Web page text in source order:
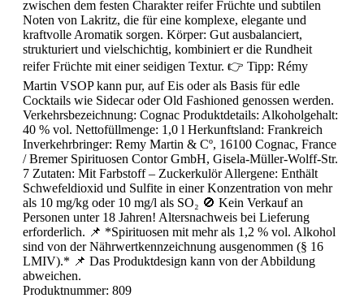
zwischen dem festen Charakter reifer Früchte und subtilen
Noten von Lakritz, die für eine komplexe, elegante und
kraftvolle Aromatik sorgen. Körper: Gut ausbalanciert,
strukturiert und vielschichtig, kombiniert er die Rundheit
reifer Früchte mit einer seidigen Textur. 👉 Tipp: Rémy
Martin VSOP kann pur, auf Eis oder als Basis für edle
Cocktails wie Sidecar oder Old Fashioned genossen werden.
Verkehrsbezeichnung: Cognac Produktdetails: Alkoholgehalt:
40 % vol. Nettofüllmenge: 1,0 l Herkunftsland: Frankreich
Inverkehrbringer: Remy Martin & Cº, 16100 Cognac, France
/ Bremer Spirituosen Contor GmbH, Gisela-Müller-Wolff-Str.
7 Zutaten: Mit Farbstoff – Zuckerkulör Allergene: Enthält
Schwefeldioxid und Sulfite in einer Konzentration von mehr
als 10 mg/kg oder 10 mg/l als SO₂ 🚫 Kein Verkauf an
Personen unter 18 Jahren! Altersnachweis bei Lieferung
erforderlich. 📌 *Spirituosen mit mehr als 1,2 % vol. Alkohol
sind von der Nährwertkennzeichnung ausgenommen (§ 16
LMIV).* 📌 Das Produktdesign kann von der Abbildung
abweichen.
Produktnummer: 809